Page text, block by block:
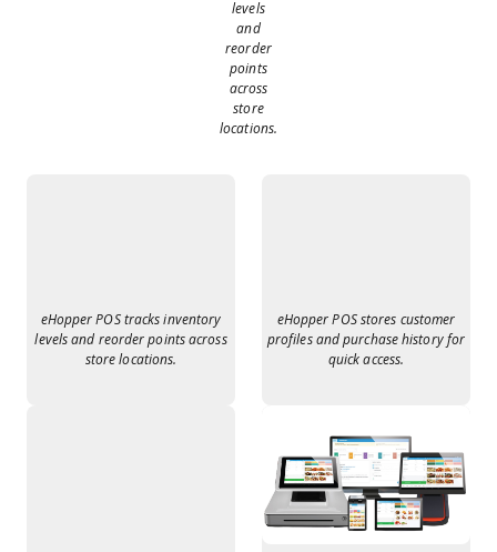
levels
and
reorder
points
across
store
locations.
eHopper POS tracks inventory
levels and reorder points across
store locations.
eHopper POS stores customer
profiles and purchase history for
quick access.